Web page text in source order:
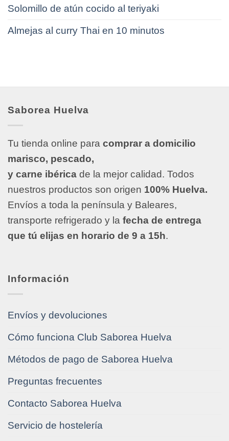
Solomillo de atún cocido al teriyaki
Almejas al curry Thai en 10 minutos
Saborea Huelva
Tu tienda online para comprar a domicilio
marisco, pescado,
y carne ibérica de la mejor calidad. Todos
nuestros productos son origen 100% Huelva.
Envíos a toda la península y Baleares,
transporte refrigerado y la fecha de entrega
que tú elijas en horario de 9 a 15h.
Información
Envíos y devoluciones
Cómo funciona Club Saborea Huelva
Métodos de pago de Saborea Huelva
Preguntas frecuentes
Contacto Saborea Huelva
Servicio de hostelería